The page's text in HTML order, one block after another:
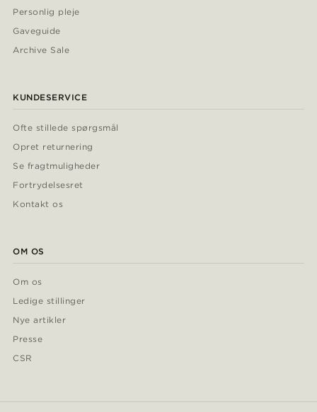
Personlig pleje
Gaveguide
Archive Sale
KUNDESERVICE
Ofte stillede spørgsmål
Opret returnering
Se fragtmuligheder
Fortrydelsesret
Kontakt os
OM OS
Om os
Ledige stillinger
Nye artikler
Presse
CSR